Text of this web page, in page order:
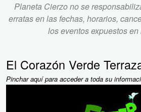
Planeta Cierzo no se
erratas en las fechas, horarios,
los eventos expuestos
El Corazón Verde
Pinchar aquí para acceder a toda su